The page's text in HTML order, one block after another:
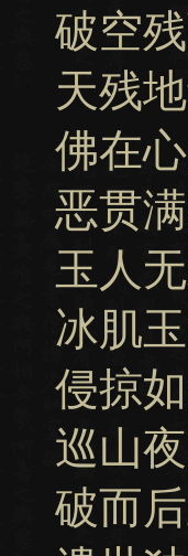
破空
天残
佛在
恶贯
玉人
冰肌
侵掠
巡山
破而